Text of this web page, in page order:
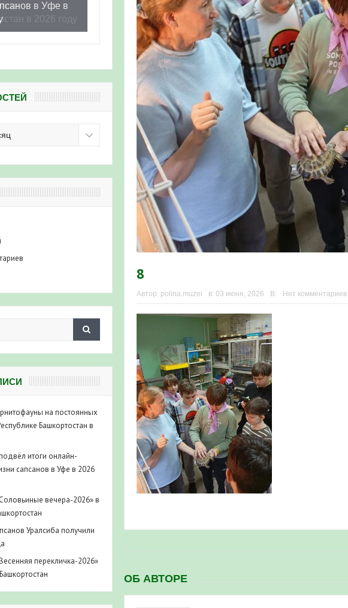
8
Автор: polina.muzei в: 03 июня, 2026 В: Нет комментариев
ОБ АВТОРЕ
в Уфе в
на постоянных
Башкортостан в
итоги онлайн-
сапсанов в Уфе в 2026
вечера-2026» в
Уралсиба получили
перекличка-2026»